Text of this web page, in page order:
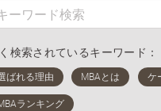
検索されているキーワード：